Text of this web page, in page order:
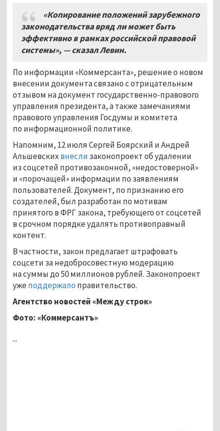
«Копирование положений зарубежного
законодательства вряд ли может быть
эффективно в рамках российской правовой
системы», — сказал Левин.
По информации «Коммерсанта», решение о новом
внесении документа связано с отрицательным
отзывом на документ государственно-правового
управления президента, а также замечаниями
правового управления Госдумы и комитета
по информационной политике.
Напомним, 12 июля Сергей Боярский и Андрей
Альшевских внесли законопроект об удалении
из соцсетей противозаконной, «недостоверной»
и «порочащей» информации по заявлениям
пользователей. Документ, по признанию его
создателей, был разработан по мотивам
принятого в ФРГ закона, требующего от соцсетей
в срочном порядке удалять противоправный
контент.
В частности, закон предлагает штрафовать
соцсети за недобросовестную модерацию
на суммы до 50 миллионов рублей. Законопроект
уже поддержало правительство.
Агентство новостей «Между строк»
Фото: «Коммерсантъ»
...